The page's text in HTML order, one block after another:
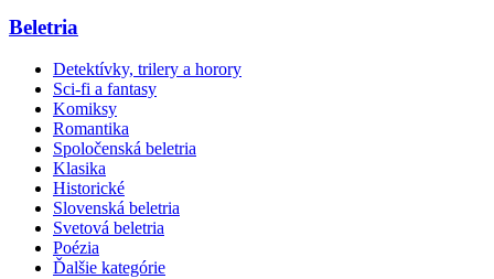
Beletria
Detektívky, trilery a horory
Sci-fi a fantasy
Komiksy
Romantika
Spoločenská beletria
Klasika
Historické
Slovenská beletria
Svetová beletria
Poézia
Ďalšie kategórie